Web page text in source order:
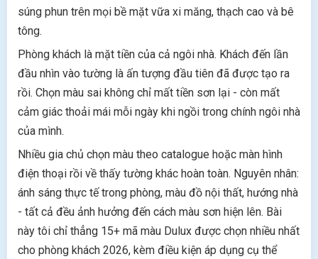
Hiệu Cùng Phân Khúc
FAQ - Câu Hỏi Thường Gặp Về Màu Sơn Dulux
Phòng Khách
súng phun trên mọi bề mặt vữa xi măng, thạch cao và bê
tông.
Phòng khách là mặt tiền của cả ngôi nhà. Khách đến lần
đầu nhìn vào tường là ấn tượng đầu tiên đã được tạo ra
rồi. Chọn màu sai không chỉ mất tiền sơn lại - còn mất
cảm giác thoải mái mỗi ngày khi ngồi trong chính ngôi nhà
của mình.
Nhiều gia chủ chọn màu theo catalogue hoặc màn hình
điện thoại rồi về thấy tường khác hoàn toàn. Nguyên nhân:
ánh sáng thực tế trong phòng, màu đồ nội thất, hướng nhà
- tất cả đều ảnh hưởng đến cách màu sơn hiện lên. Bài
này tôi chỉ thẳng 15+ mã màu Dulux được chọn nhiều nhất
cho phòng khách 2026, kèm điều kiện áp dụng cụ thể